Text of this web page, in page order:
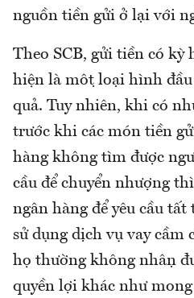
nguồn tiền gửi ở lại với
Theo SCB, gửi tiền có kỳ
hiện là một loại hình
quả. Tuy nhiên, khi có
trước khi các món tiền
hàng không tìm được
cầu để chuyển nhượng
ngân hàng để yêu cầu
sử dụng dịch vụ vay cầm
họ thường không nhận
quyền lợi khác như